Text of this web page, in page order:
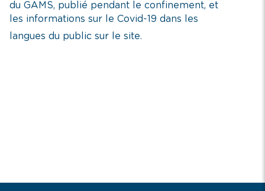
du GAMS, publié pendant le confinement, et
les informations sur le Covid-19 dans les
langues du public sur le site.